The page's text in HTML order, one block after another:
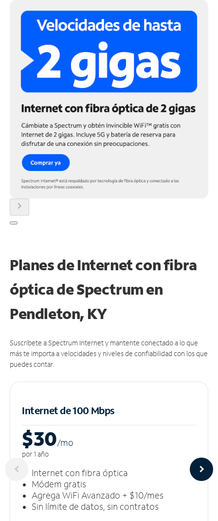
chevron_right
Planes de Internet con fibra
óptica de Spectrum en
Pendleton, KY
Suscríbete a Spectrum Internet y mantente conectado a lo que
más te importa a velocidades y niveles de confiabilidad con los que
puedes contar.
Internet de 100 Mbps
$30/mo
por 1 año
Internet con fibra óptica
Módem gratis
Agrega WiFi Avanzado + $10/mes
Sin límite de datos, sin contratos